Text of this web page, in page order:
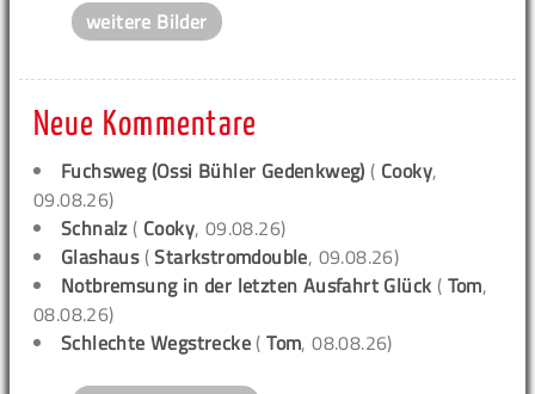
weitere Bilder
Neue Kommentare
Fuchsweg (Ossi Bühler Gedenkweg) ( Cooky,
09.08.26)
Schnalz( Cooky, 09.08.26)
Glashaus(Starkstromdouble, 09.08.26)
Notbremsung in der letzten Ausfahrt Glück ( Tom,
08.08.26)
Schlechte Wegstrecke (Tom, 08.08.26)